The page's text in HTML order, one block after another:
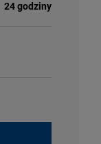
24 godziny